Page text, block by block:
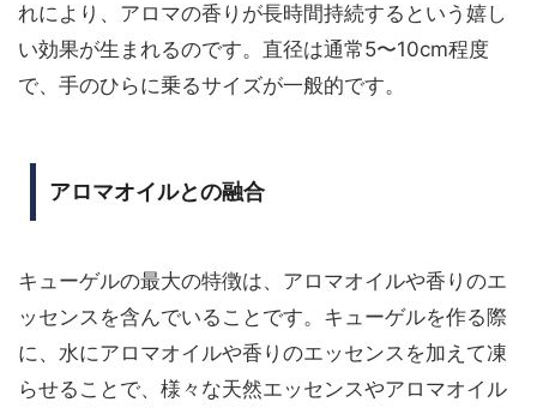
れにより、アロマの香りが長時間持続するという嬉し
い効果が生まれるのです。直径は通常5〜10cm程度
で、手のひらに乗るサイズが一般的です。
アロマオイルとの融合
キューゲルの最大の特徴は、アロマオイルや香りのエ
ッセンスを含んでいることです。キューゲルを作る際
に、水にアロマオイルや香りのエッセンスを加えて凍
らせることで、様々な天然エッセンスやアロマオイル